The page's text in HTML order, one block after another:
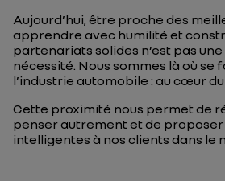
Aujourd’hui, être proche des
apprendre avec humilité et
partenariats solides n’est pas
nécessité. Nous sommes là où se
l’industrie automobile : au cœur
Cette proximité nous permet de
penser autrement et de proposer
intelligentes à nos clients dans le